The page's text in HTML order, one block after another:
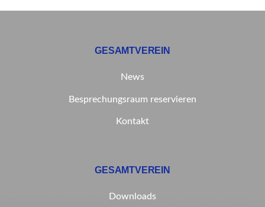
GESAMTVEREIN
News
Besprechungsraum reservieren
Kontakt
GESAMTVEREIN
Downloads